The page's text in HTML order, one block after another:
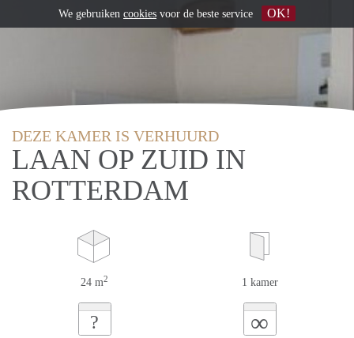
DEZE KAMER IS VERHUURD
LAAN OP ZUID IN
ROTTERDAM
24 m2 1 kamer
? ∞
We gebruiken cookies voor de beste service OK!